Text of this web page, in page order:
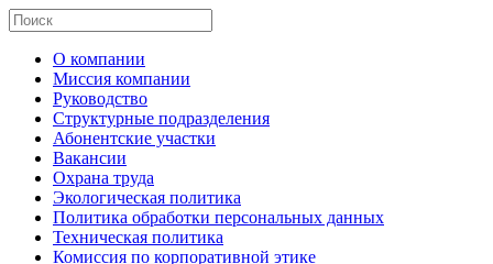
О компании
Миссия компании
Руководство
Структурные подразделения
Абонентские участки
Вакансии
Охрана труда
Экологическая политика
Политика обработки персональных данных
Техническая политика
Комиссия по корпоративной этике